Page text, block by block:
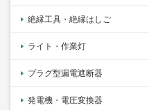
絶縁工具・絶縁はしご
ライト・作業灯
プラグ型漏電遮断器
発電機・電圧変換器